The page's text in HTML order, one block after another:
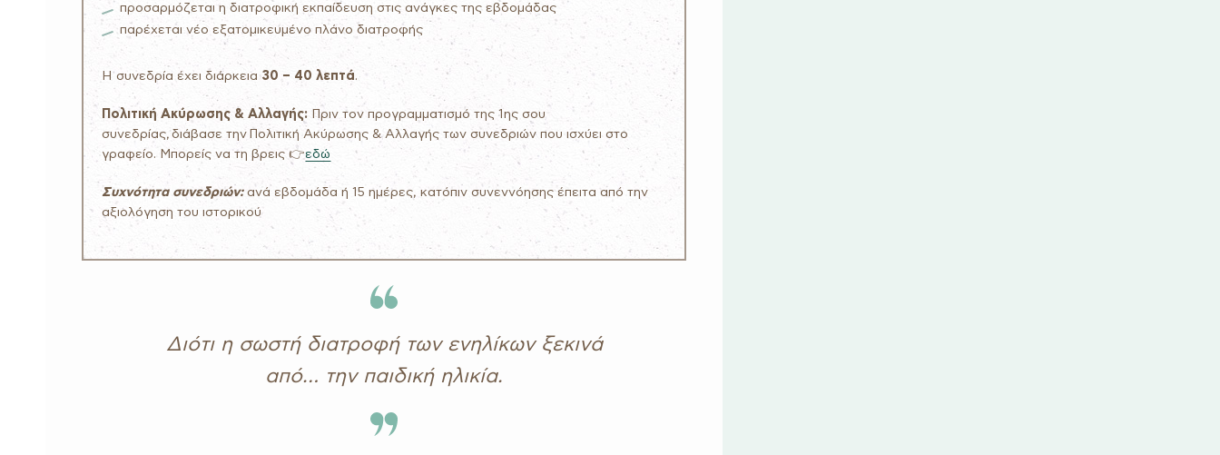
προσαρμόζεται η διατροφική εκπαίδευση στις ανάγκες της εβδομάδας
παρέχεται νέο εξατομικευμένο πλάνο διατροφής
Η συνεδρία έχει διάρκεια 30 – 40 λεπτά.
Πολιτική Ακύρωσης & Αλλαγής:
Πριν τον προγραμματισμό της 1ης σου
συνεδρίας, διάβασε την Πολιτική Ακύρωσης & Αλλαγής των συνεδριών που ισχύει στο
γραφείο. Μπορείς να τη βρεις 👉εδώ
Συχνότητα συνεδριών:ανά εβδομάδα ή 15 ημέρες, κατόπιν συνεννόησης έπειτα από την
αξιολόγηση του ιστορικού
Διότι η σωστή διατροφή των ενηλίκων ξεκινά
από… την παιδική ηλικία.